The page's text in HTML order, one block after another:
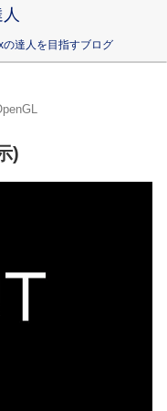
の達人を目指すブログ
)